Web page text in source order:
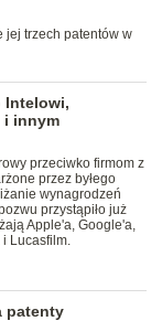
jej trzech patentów w
Intelowi,
i innym
przeciwko firmom z
przez byłego
wynagrodzeń
przystąpiło już
Apple'a, Google'a,
i Lucasfilm.
patenty